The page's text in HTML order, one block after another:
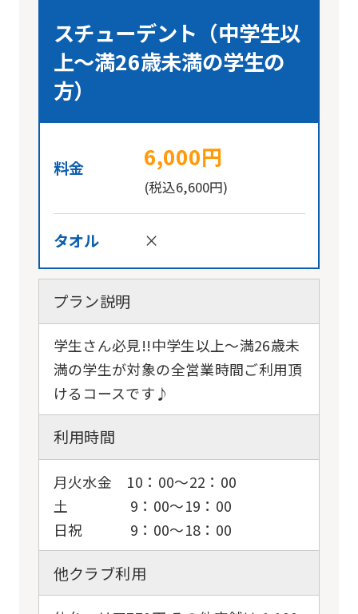
スチューデント（中学生以
上〜満26歳未満の学生の
方）
料金 6,000円
(税込6,600円)
タオル ×
プラン説明
学生さん必見!!中学生以上〜満26歳未
満の学生が対象の全営業時間ご利用頂
けるコースです♪
利用時間
月火水金 10：00～22：00
土 9：00～19：00
日祝 9：00～18：00
他クラブ利用